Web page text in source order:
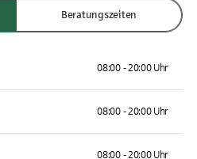
Beratungszeiten
08:00 - 20:00 Uhr
08:00 - 20:00 Uhr
08:00 - 20:00 Uhr